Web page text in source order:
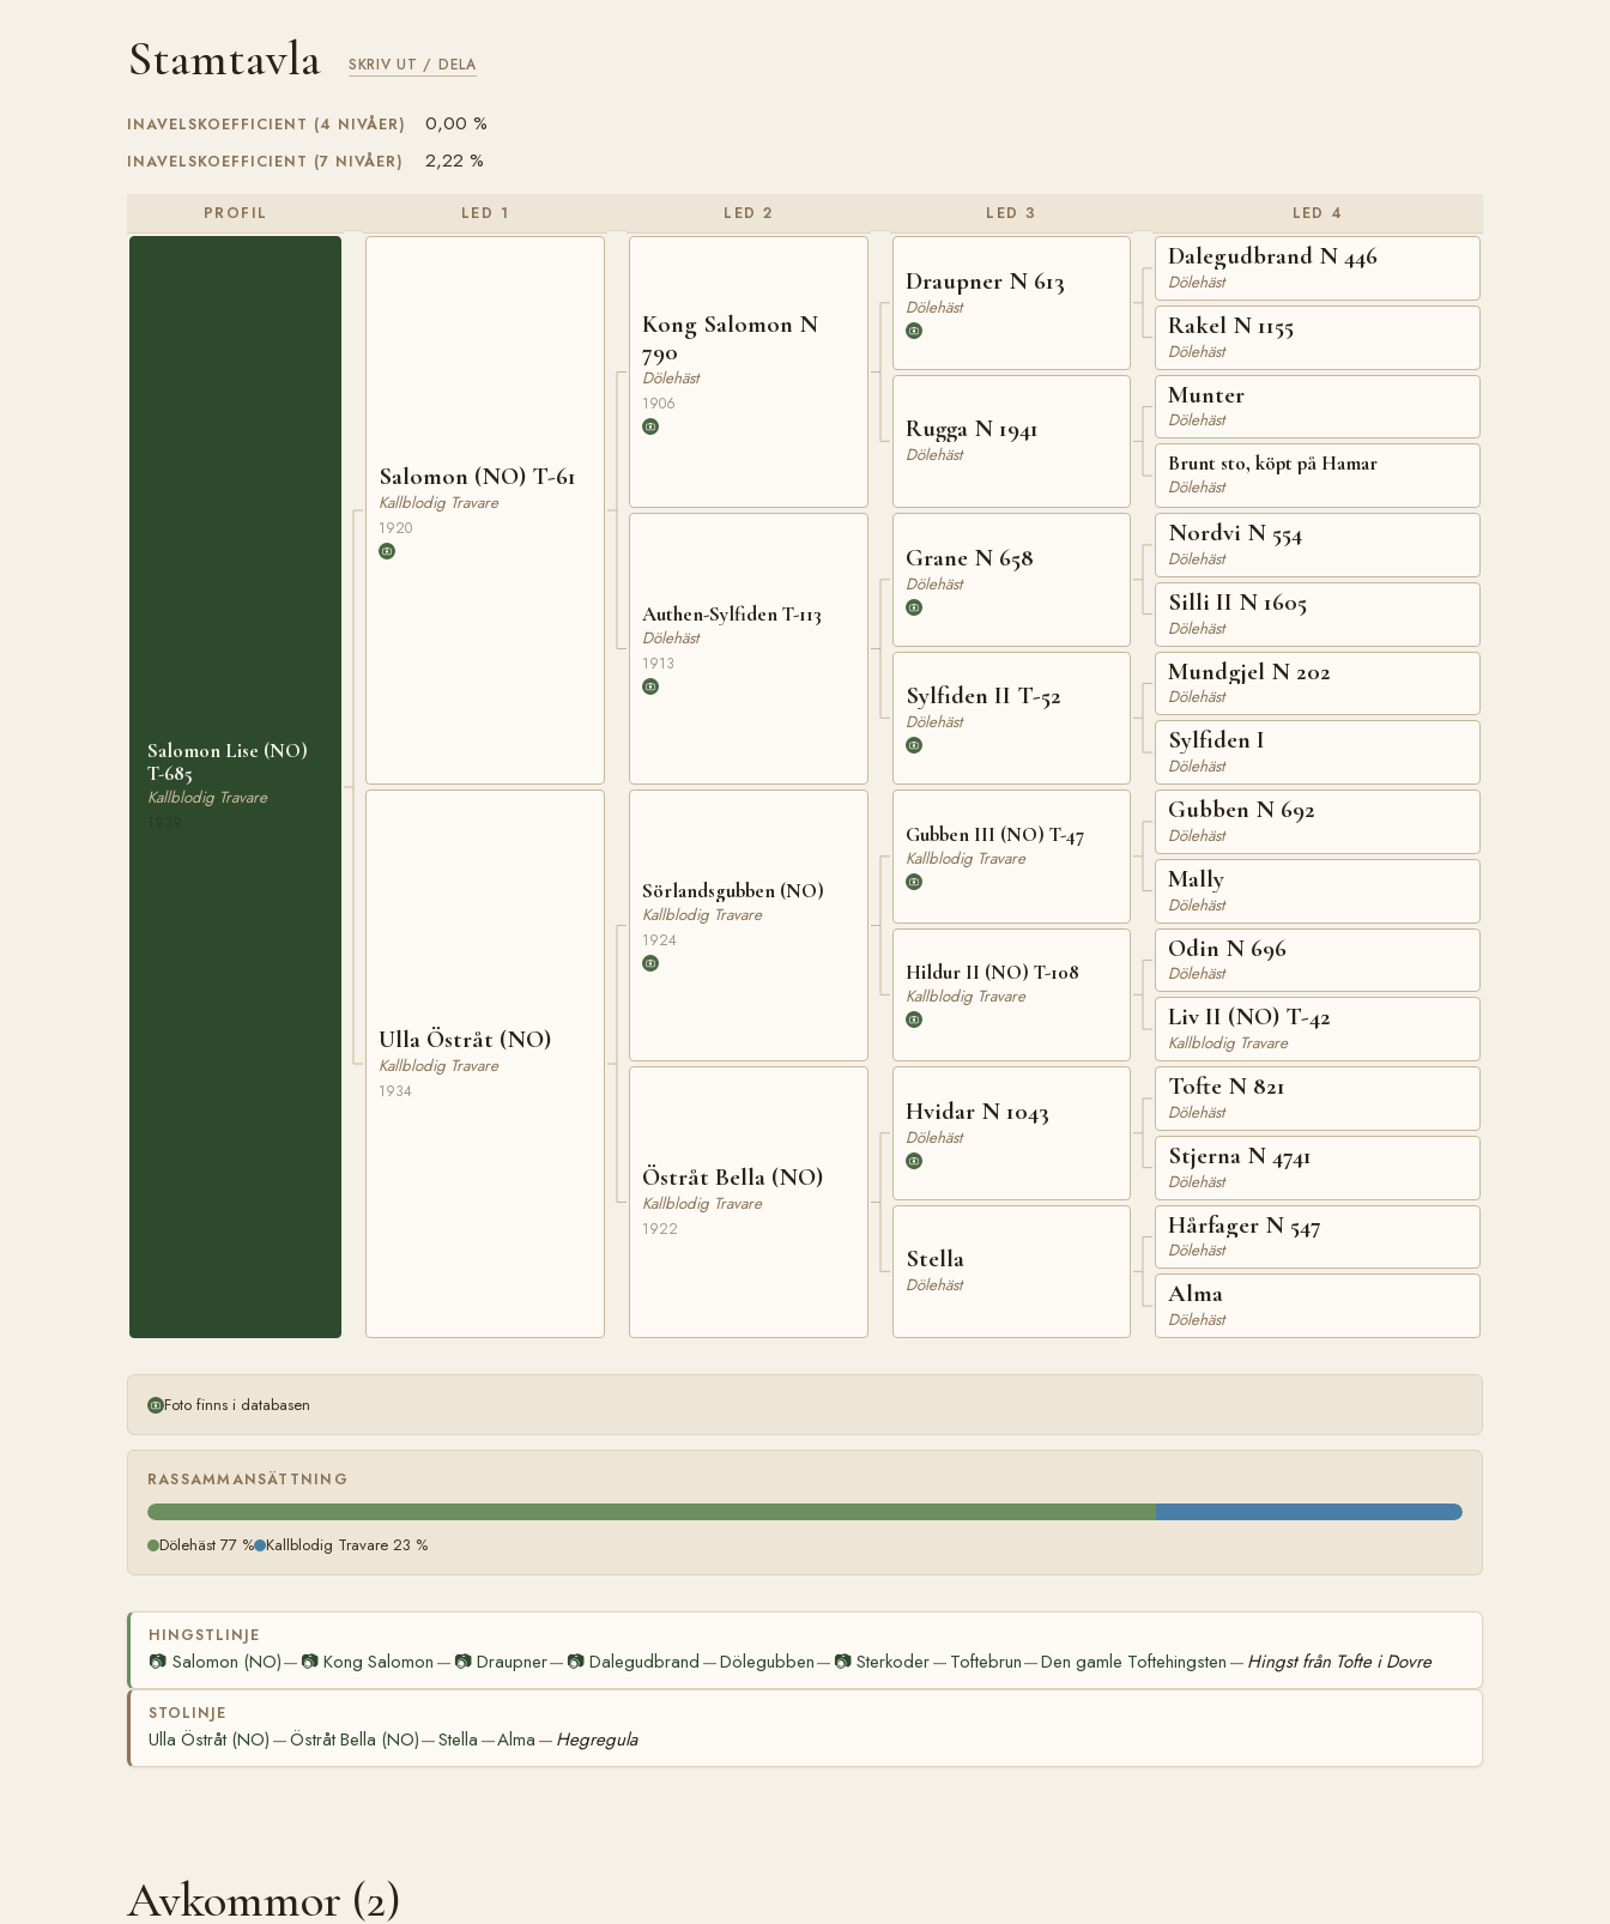
Stamtavla SKRIV UT / DELA
INAVELSKOEFFICIENT (4 NIVÅER) 0,00 %
INAVELSKOEFFICIENT (7 NIVÅER) 2,22 %
PROFIL
Salomon Lise (NO)
T-685
Kallblodig Travare
LED 1
Salomon (NO) T-61
Kallblodig Travare
1920
Ulla Östråt (NO)
Kallblodig Travare
1934
LED 2
Kong Salomon N
790
Dölehäst
1906
Authen-Sylfiden T-113
Dölehäst
1913
Sörlandsgubben (NO)
Kallblodig Travare
1924
Östråt Bella (NO)
Kallblodig Travare
1922
LED 3
Draupner N 613
Dölehäst
Rugga N 1941
Dölehäst
Grane N 658
Dölehäst
Sylfiden II T-52
Dölehäst
Gubben III (NO) T-47
Kallblodig Travare
Hildur II (NO) T-108
Kallblodig Travare
Hvidar N 1043
Dölehäst
Stella
Dölehäst
LED 4
Dalegudbrand N 446
Dölehäst
Rakel N 1155
Dölehäst
Munter
Dölehäst
Brunt sto, köpt på Hamar
Dölehäst
Nordvi N 554
Dölehäst
Silli II N 1605
Dölehäst
Mundgjel N 202
Dölehäst
Sylfiden I
Dölehäst
Gubben N 692
Dölehäst
Mally
Dölehäst
Odin N 696
Dölehäst
Liv II (NO) T-42
Kallblodig Travare
Tofte N 821
Dölehäst
Stjerna N 4741
Dölehäst
Hårfager N 547
Dölehäst
Alma
Dölehäst
Foto finns i databasen
RASSAMMANSÄTTNING
Dölehäst 77 % Kallblodig Travare 23 %
HINGSTLINJE
📷 Salomon (NO)— 📷Kong Salomon — 📷 Draupner— 📷 Dalegudbrand —Dölegubben— 📷 Sterkoder— Toftebrun—Den gamle Toftehingsten — Hingst från Tofte i Dovre
STOLINJE
Ulla Östråt (NO) —Östråt Bella (NO)—Stella —Alma — Hegregula
Avkommor (2)